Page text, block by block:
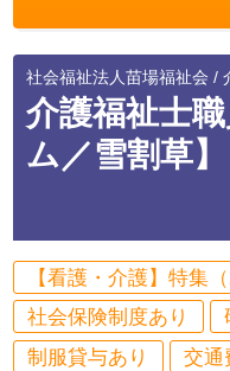
社会福祉法人苗場福祉会 /
介護福祉士
ム／雪割草
【看護・介護】特集
社会保険制度あり
制服貸与あり
交通